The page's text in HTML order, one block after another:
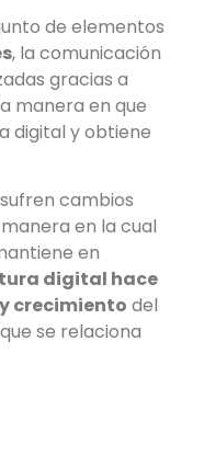
de elementos
, la comunicación
gracias a
manera en que
digital y obtiene
cambios
en la cual
en
digital hace
crecimiento del
se relaciona